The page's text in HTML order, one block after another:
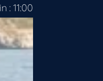
: 11:00